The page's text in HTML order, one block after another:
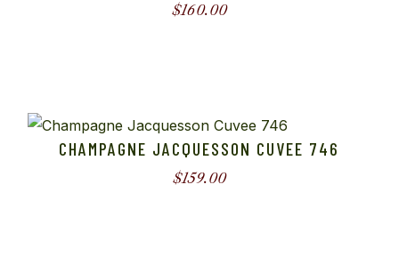
$160.00
CHAMPAGNE JACQUESSON CUVEE 746
$159.00